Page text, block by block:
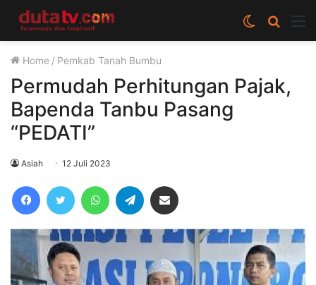
Cari
berita
Switch
skin
Home / Pemkab Tanah Bumbu
Permudah Perhitungan Pajak,
Bapenda Tanbu Pasang
“PEDATI”
Asiah 12 Juli 2023
FacebookTwitter WhatsAppTelegram